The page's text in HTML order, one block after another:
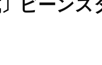
ビーン